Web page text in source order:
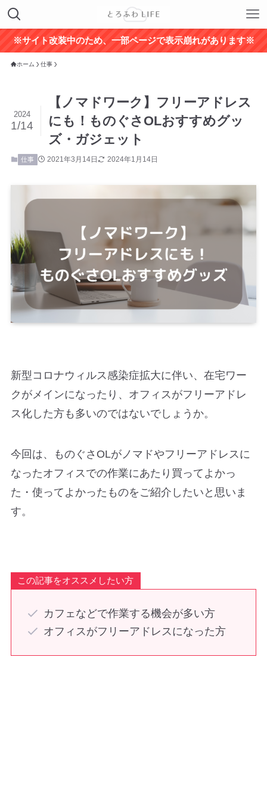
※サイト改装中のため、一部ページで表示崩れがあります※
ホーム 仕事
【ノマドワーク】フリーアドレス
にも！ものぐさOLおすすめグッ
ズ・ガジェット
2024
1/14
仕事 2021年3月14日 2024年1月14日
新型コロナウィルス感染症拡大に伴い、在宅ワー
クがメインになったり、オフィスがフリーアドレ
ス化した方も多いのではないでしょうか。
今回は、ものぐさOLがノマドやフリーアドレスに
なったオフィスでの作業にあたり買ってよかっ
た・使ってよかったものをご紹介したいと思いま
す。
この記事をオススメしたい方
カフェなどで作業する機会が多い方
オフィスがフリーアドレスになった方